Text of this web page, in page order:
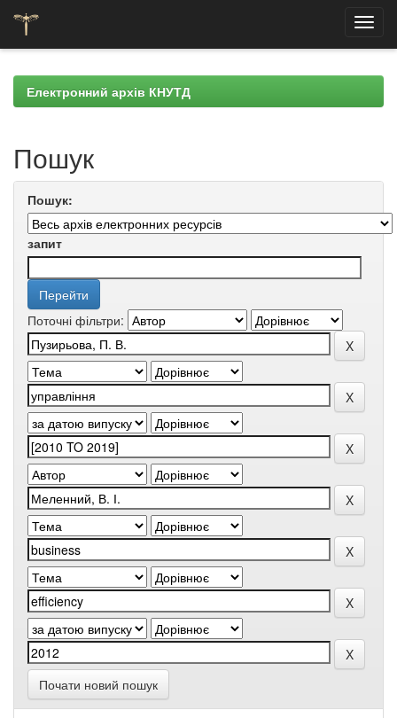
navigationЕлектронний архів КНУТД
Пошук
Пошук:
запит
Поточні фільтри:
Почати новий пошук